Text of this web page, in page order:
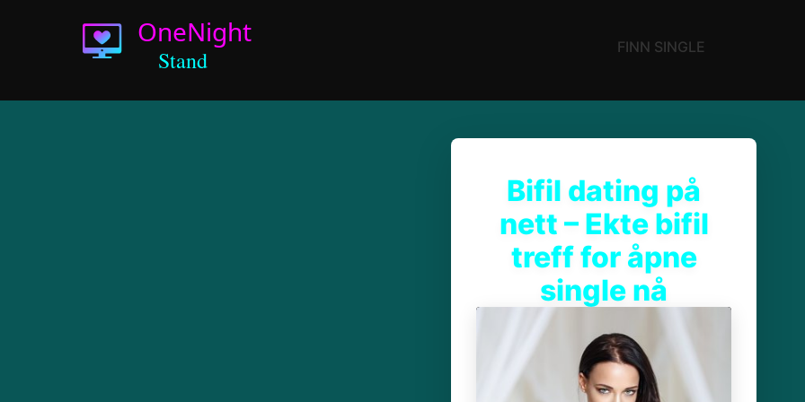
FINN SINGLE
Bifil dating på
nett – Ekte bifil
treff for åpne
single nå